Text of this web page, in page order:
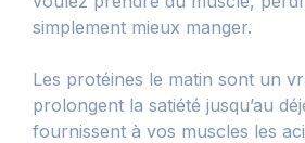
simplement mieux manger.
Les protéines le matin sont un
prolongent la satiété jusqu’au
fournissent à vos muscles les